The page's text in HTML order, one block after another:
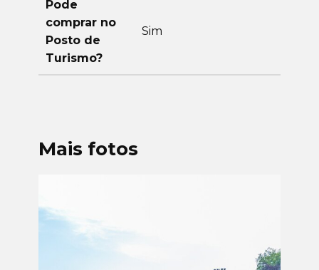
Pode
comprar no
Posto de
Turismo?
Sim
Mais fotos